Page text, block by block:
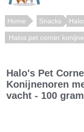
Home Snacks
Halos pet corner
Halo's Pet
Konijnenoren
vacht - 100 gram